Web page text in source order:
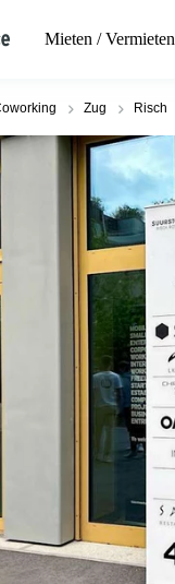
Mieten / Vermieten
Zug Risch